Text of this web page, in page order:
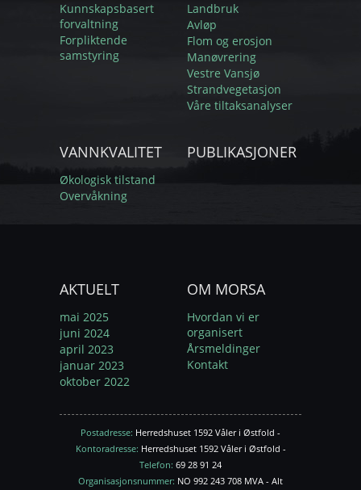
Kunnskapsbasert
forvaltning
Forpliktende
samstyring
Landbruk
Avløp
Flom og erosjon
Manøvrering
Vestre Vansjø
Strandvegetasjon
Våre tiltaksanalyser
VANNKVALITET
Økologisk tilstand
Overvåkning
PUBLIKASJONER
AKTUELT
mai 2025
juni 2024
april 2023
januar 2023
oktober 2022
OM MORSA
Hvordan vi er
organisert
Årsmeldinger
Kontakt
Postadresse: Herredshuset 1592 Våler i Østfold -
Kontoradresse: Herredshuset 1592 Våler i Østfold -
Telefon: 69 28 91 24
Organisasjonsnummer: NO 992 243 708 MVA - Alt